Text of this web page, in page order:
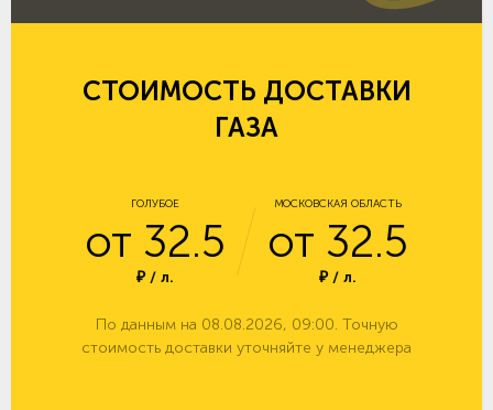
СТОИМОСТЬ ДОСТАВКИ
ГАЗА
ГОЛУБОЕ
от 32.5
₽ / л.
МОСКОВСКАЯ ОБЛАСТЬ
от 32.5
₽ / л.
По данным на 08.08.2026, 09:00. Точную
стоимость доставки уточняйте у менеджера